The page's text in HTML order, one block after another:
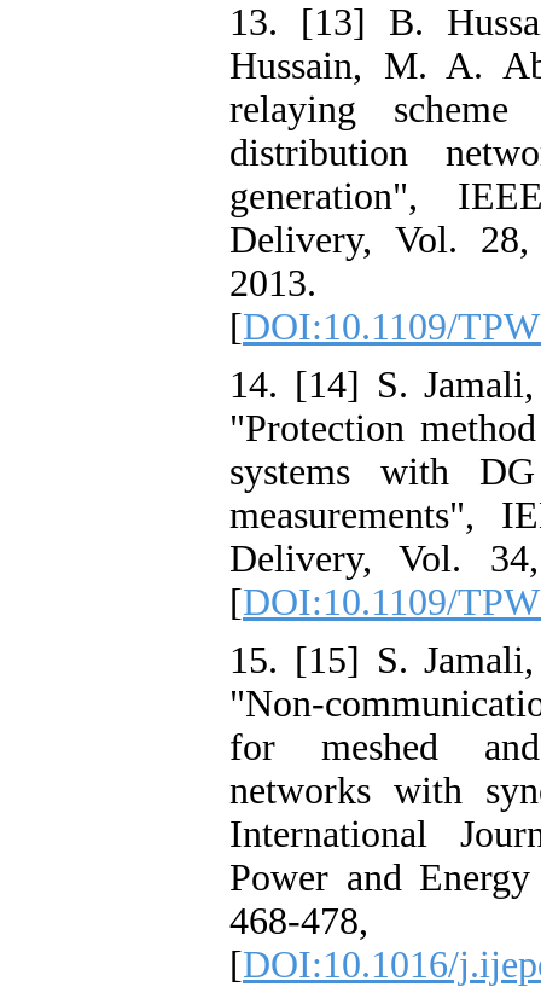
13. [13] B.
Hussain, M. A.
relaying
distribution
generation",
Delivery, Vol.
2013.
[DOI:10.1109/
14. [14] S.
"Protection
systems with
measurements",
Delivery, Vol.
[DOI:10.1109/
15. [15] S.
"Non-
for meshed
networks with
International
Power and
468-
[DOI:10.1016/